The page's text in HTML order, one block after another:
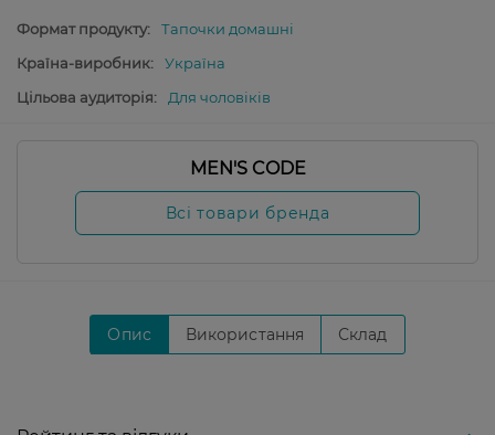
Формат продукту:
Тапочки домашні
Країна-виробник:
Україна
Цільова аудиторія:
Для чоловіків
MEN'S CODE
Всі товари бренда
Опис Використання Склад